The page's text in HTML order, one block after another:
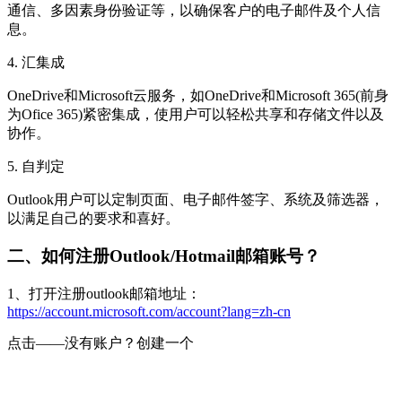
通信、多因素身份验证等，以确保客户的电子邮件及个人信
息。
4. 汇集成
OneDrive和Microsoft云服务，如OneDrive和Microsoft 365(前身
为Ofice 365)紧密集成，使用户可以轻松共享和存储文件以及
协作。
5. 自判定
Outlook用户可以定制页面、电子邮件签字、系统及筛选器，
以满足自己的要求和喜好。
二、如何注册Outlook/Hotmail邮箱账号？
1、打开注册outlook邮箱地址：
https://account.microsoft.com/account?lang=zh-cn
点击——没有账户？创建一个